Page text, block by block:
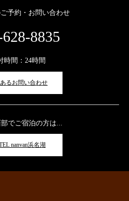
予約・お問い合わせ
8835
時間：24時間
るお問い合わせ
でご宿泊の方は...
nanvan浜名湖